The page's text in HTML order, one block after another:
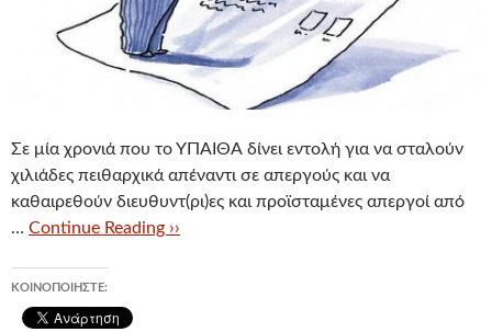
Σε μία χρονιά που το ΥΠΑΙΘΑ δίνει εντολή για να σταλούν
χιλιάδες πειθαρχικά απέναντι σε απεργούς και να
καθαιρεθούν διευθυντ(ρι)ες και προϊσταμένες απεργοί από
… Continue Reading ››
ΚΟΙΝΟΠΟΙΉΣΤΕ: